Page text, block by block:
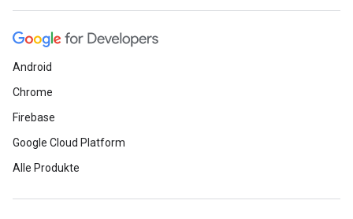
Android
Chrome
Firebase
Google Cloud Platform
Alle Produkte